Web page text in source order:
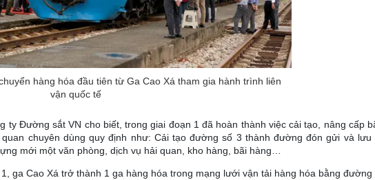
hàng hóa đầu tiên từ Ga Cao Xá tham gia hành trình liên
vận quốc tế
ty Đường sắt VN cho biết, trong giai đoạn 1 đã hoàn thành việc cải tạo, nâng cấp
chuyên dùng quy định như: Cải tạo đường số 3 thành đường đón gửi và
mới một văn phòng, dịch vụ hải quan, kho hàng, bãi hàng…
ga Cao Xá trở thành 1 ga hàng hóa trong mạng lưới vận tải hàng hóa bằng